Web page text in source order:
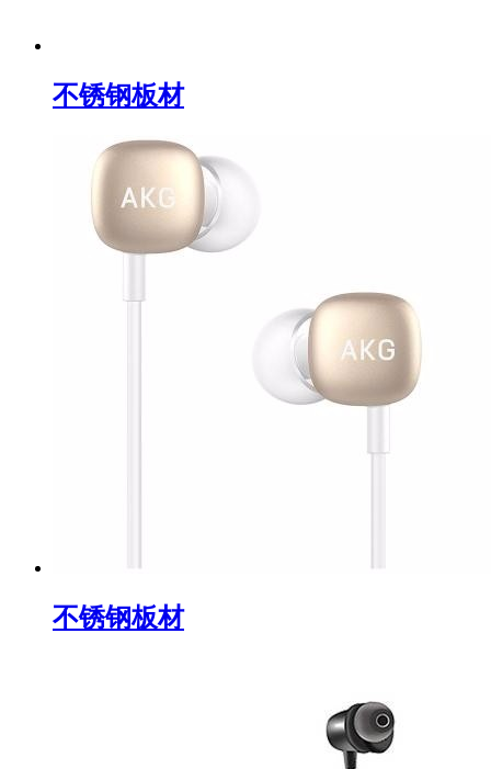
不锈钢板材
不锈钢板材